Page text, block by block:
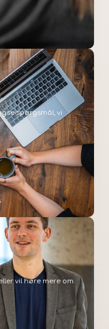
spørgsmål, vi
vil høre mere om